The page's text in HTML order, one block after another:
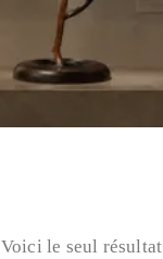
Voici le seul résultat